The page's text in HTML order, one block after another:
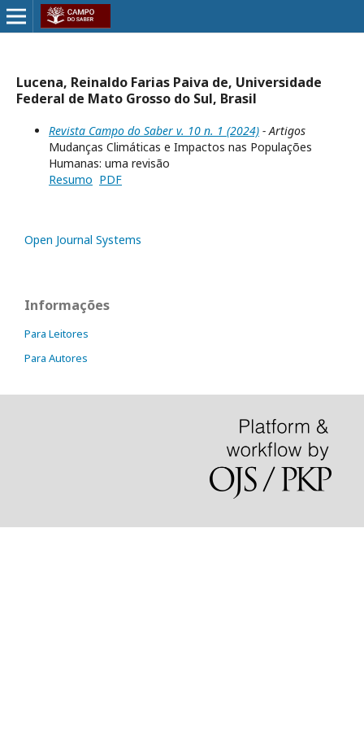
Lucena, Reinaldo Farias Paiva de, Universidade
Federal de Mato Grosso do Sul, Brasil
Revista Campo do Saber v. 10 n. 1 (2024) - Artigos
Mudanças Climáticas e Impactos nas Populações
Humanas: uma revisão
Resumo PDF
Open Journal Systems
Informações
Para Leitores
Para Autores